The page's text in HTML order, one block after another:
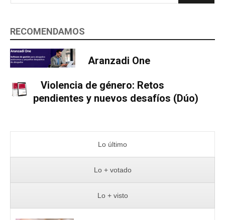
RECOMENDAMOS
Aranzadi One
Violencia de género: Retos
pendientes y nuevos desafíos (Dúo)
Lo último
Lo + votado
Lo + visto